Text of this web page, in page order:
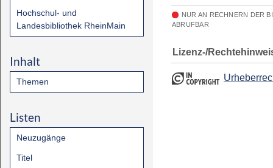
Hochschul- und
Landesbibliothek RheinMain
Inhalt
Themen
Listen
Neuzugänge
Titel
NUR AN RECHNERN DER
ABRUFBAR
Lizenz-/